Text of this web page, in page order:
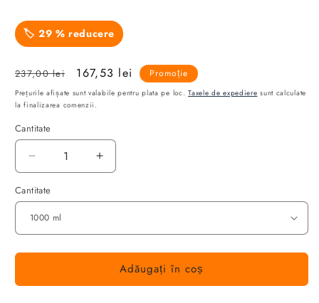
🏷️29 % reducere
Preț
obișnuit
237,00 lei
Preț
redus
167,53 lei Promoție
Prețurile afișate sunt valabile pentru plata pe loc.Taxele de expediere sunt calculate
la finalizarea comenzii.
Cantitate
Cantitate
Reduceți
cantitatea
pentru
Șampon
Pentru
Hidratarea
Părului
Creșteți
cantitatea
Șampon
Hidratarea
Părului
Vopsit
Cantitate
Adăugați în coș